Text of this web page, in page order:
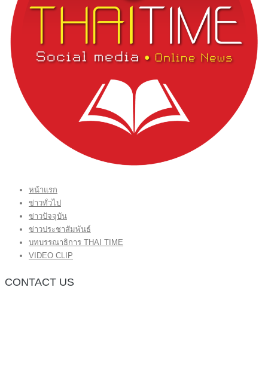
หน้าแรก
ข่าวทั่วไป
ข่าวปัจจุบัน
ข่าวประชาสัมพันธ์
บทบรรณาธิการ THAI TIME
VIDEO CLIP
CONTACT US